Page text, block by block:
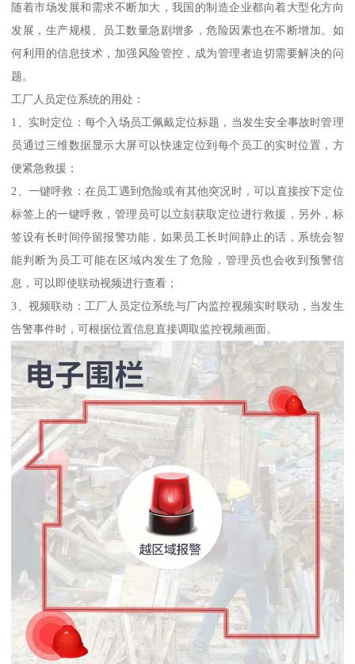
随着市场发展和需求不断加大，我国的制造企业都向着大型化方向
发展，生产规模、员工数量急剧增多，危险因素也在不断增加。如
何利用的信息技术，加强风险管控，成为管理者迫切需要解决的问
题。
工厂人员定位系统的用处：
1、实时定位：每个入场员工佩戴定位标题，当发生安全事故时管理
员通过三维数据显示大屏可以快速定位到每个员工的实时位置，方
便紧急救援；
2、一键呼救：在员工遇到危险或有其他突况时，可以直接按下定位
标签上的一键呼救，管理员可以立刻获取定位进行救援，另外，标
签设有长时间停留报警功能，如果员工长时间静止的话，系统会智
能判断为员工可能在区域内发生了危险，管理员也会收到预警信
息，可以即使联动视频进行查看；
3、视频联动：工厂人员定位系统与厂内监控视频实时联动，当发生
告警事件时，可根据位置信息直接调取监控视频画面。